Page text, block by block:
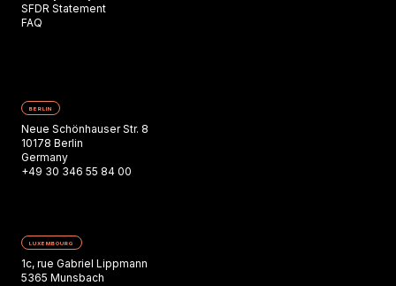
SFDR Statement
FAQ
BERLIN
Neue Schönhauser Str. 8
10178 Berlin
Germany
+49 30 346 55 84 00
LUXEMBOURG
1c, rue Gabriel Lippmann
5365 Munsbach